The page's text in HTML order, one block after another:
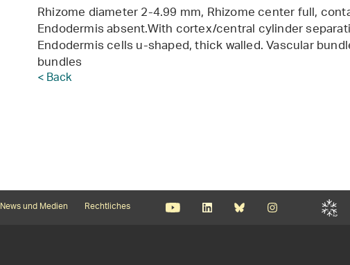
Rhizome diameter 2-4.99 mm, Rhizome center full,
Endodermis absent.With cortex/central cylinder
Endodermis cells u-shaped, thick walled. Vascular
bundles
< Back
News und Medien Rechtliches